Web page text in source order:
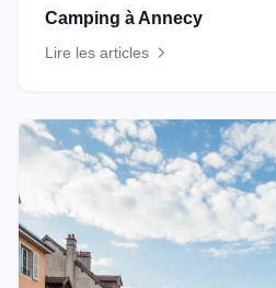
Camping à Annecy
Lire les articles